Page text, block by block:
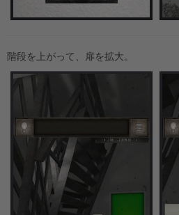
階段を上がって、扉を拡大。